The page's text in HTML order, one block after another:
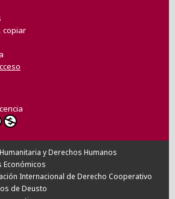
copiar
y Derechos Humanos
Económicos
Internacional de Derecho Cooperativo
de Deusto